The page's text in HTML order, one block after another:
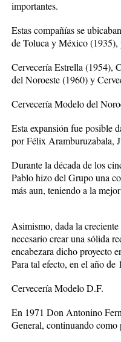
importantes.
Estas compañías se
de Toluca y México
Cervecería Estrella (1954),
del Noroeste (1960) y
Cervecería Modelo del
Esta expansión fue posible
por Félix Aramburuzabala,
Durante la década de los
Pablo hizo del Grupo una
más aun, teniendo a la
Asimismo, dada la
necesario crear una sólida
encabezara dicho proyecto
Para tal efecto, en el año
Cervecería Modelo D.F.
En 1971 Don Antonino
General, continuando como